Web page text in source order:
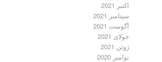
اکتبر 2021
سپتامبر 2021
آگوست 2021
جولای 2021
ژوئن 2021
نوامبر 2020